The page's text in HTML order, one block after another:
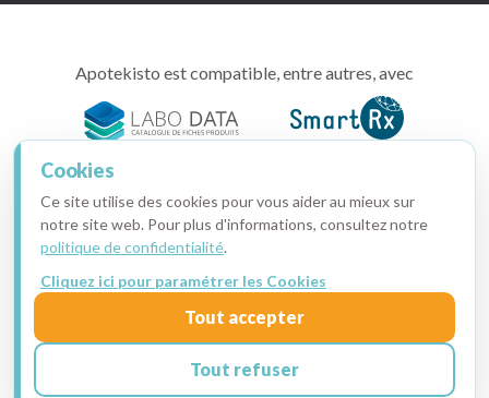
Apotekisto est compatible, entre autres, avec
intime
Copyright © 2015-2026 · Apotekisto, pharmacie en ligne
Mentions légales·Données personnelles
Cookies
Cookies
Ce site utilise des cookies pour vous aider au mieux sur
notre site web. Pour plus d'informations, consultez notre
politique de confidentialité.
Cliquez ici pour paramétrer les Cookies
Tout accepter
Tout refuser